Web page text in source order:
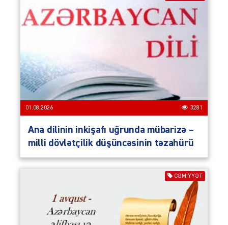
01.08.2026 3281
Ana dilinin inkişafı uğrunda mübarizə –
milli dövlətçilik düşüncəsinin təzahürü
CƏMIYYƏT